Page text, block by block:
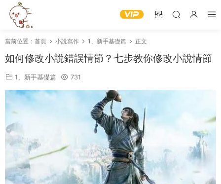
當前位置： 首頁 小說寫作 1、新手基礎篇 正文
如何修改小說錯誤情節？七步教你修改小說情節
1、新手基礎篇 731